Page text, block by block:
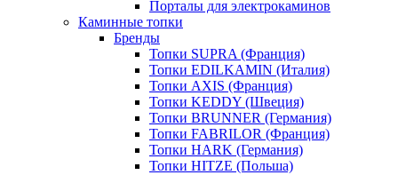
Порталы для электрокаминов
Каминные топки
Бренды
Топки SUPRA (Франция)
Топки EDILKAMIN (Италия)
Топки AXIS (Франция)
Топки KEDDY (Швеция)
Топки BRUNNER (Германия)
Топки FABRILOR (Франция)
Топки HARK (Германия)
Топки HITZE (Польша)